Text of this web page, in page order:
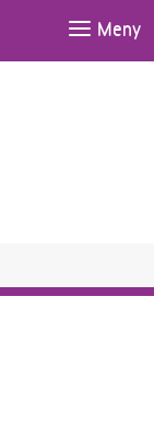
Meny